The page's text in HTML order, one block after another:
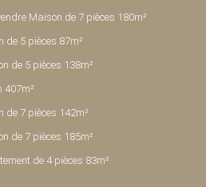
Maison de 7 pièces 180m²
de 5 pièces 87m²
de 5 pièces 138m²
407m²
de 7 pièces 142m²
de 7 pièces 185m²
de 4 pièces 83m²